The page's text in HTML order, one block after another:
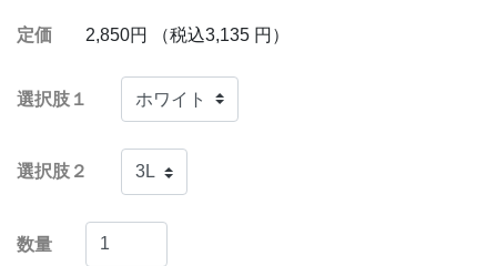
定価 2,850円 （税込3,135 円）
選択肢１
選択肢２
数量